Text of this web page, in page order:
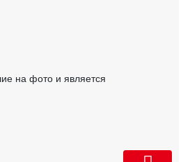
на фото и является